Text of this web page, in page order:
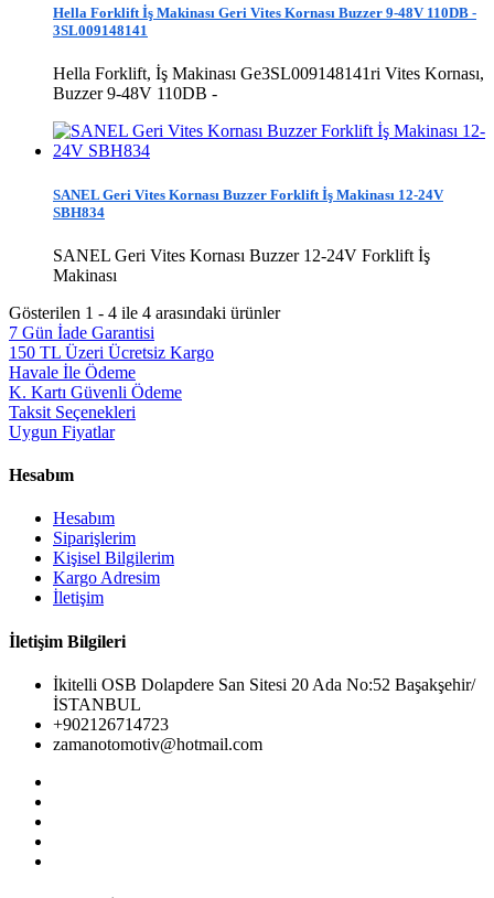
Hella Forklift İş Makinası Geri Vites Kornası Buzzer 9-48V 110DB -
3SL009148141
Hella Forklift, İş Makinası Ge3SL009148141ri Vites Kornası,
Buzzer 9-48V 110DB -
SANEL Geri Vites Kornası Buzzer Forklift İş Makinası 12-24V
SBH834
SANEL Geri Vites Kornası Buzzer 12-24V Forklift İş
Makinası
Gösterilen 1 - 4 ile 4 arasındaki ürünler
7 Gün İade Garantisi
150 TL Üzeri Ücretsiz Kargo
Havale İle Ödeme
K. Kartı Güvenli Ödeme
Taksit Seçenekleri
Uygun Fiyatlar
Hesabım
Hesabım
Siparişlerim
Kişisel Bilgilerim
Kargo Adresim
İletişim
İletişim Bilgileri
İkitelli OSB Dolapdere San Sitesi 20 Ada No:52 Başakşehir/
İSTANBUL
+902126714723
zamanotomotiv@hotmail.com